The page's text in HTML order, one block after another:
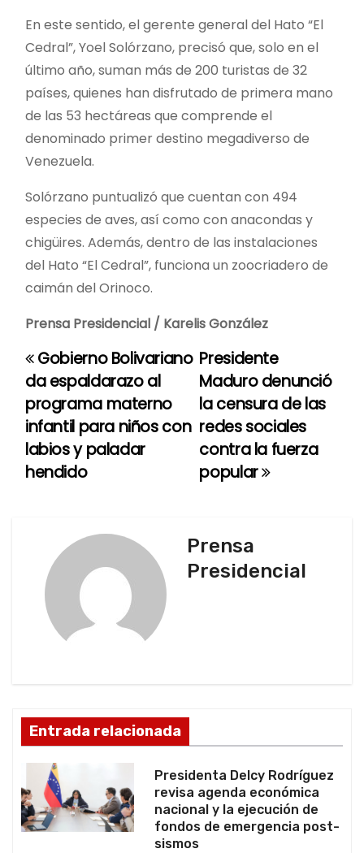
En este sentido, el gerente general del Hato “El
Cedral”, Yoel Solórzano, precisó que, solo en el
último año, suman más de 200 turistas de 32
países, quienes han disfrutado de primera mano
de las 53 hectáreas que comprende el
denominado primer destino megadiverso de
Venezuela.
Solórzano puntualizó que cuentan con 494
especies de aves, así como con anacondas y
chigüires. Además, dentro de las instalaciones
del Hato “El Cedral”, funciona un zoocriadero de
caimán del Orinoco.
Prensa Presidencial / Karelis González
N
a
v
e
e
n
t
Presidente
Maduro denunció
la censura de las
redes sociales
contra la fuerza
popular
Gobierno Bolivariano
da espaldarazo al
programa materno
infantil para niños con
labios y paladar
hendido
Prensa
Presidencial
Entrada relacionada
Presidenta Delcy Rodríguez
revisa agenda económica
nacional y la ejecución de
fondos de emergencia post-
sismos